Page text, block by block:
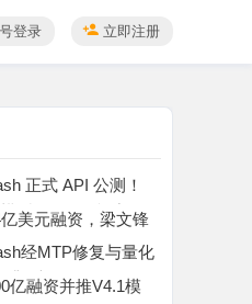
登录 立即注册
正式 API 公测！
型，Agent 能力暴
美元融资，梁文锋
经MTP修复与量化
升2倍
亿融资并推V4.1模